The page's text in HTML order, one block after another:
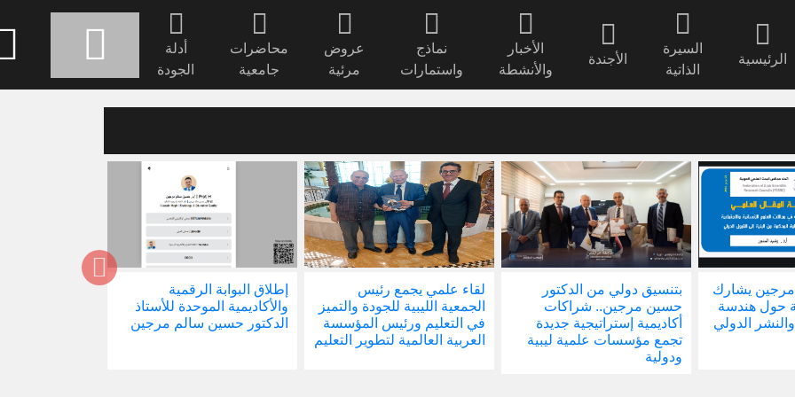
الرئيسية
السيرة
الذاتية
الأجندة
الأخبار
والأنشطة
نماذج
واستمارات
عروض
مرئية
محاضرات
جامعية
أدلة
الجودة
مرجين يشارك
حول هندسة
الدولي
بتنسيق دولي من الدكتور
حسين مرجين.. شراكات
أكاديمية إستراتيجية جديدة
تجمع مؤسسات علمية ليبية
ودولية
لقاء علمي يجمع رئيس
الجمعية الليبية للجودة والتميز
في التعليم ورئيس المؤسسة
العربية العالمية لتطوير التعليم
إطلاق البوابة الرقمية
والأكاديمية الموحدة للأستاذ
الدكتور حسين سالم مرجين